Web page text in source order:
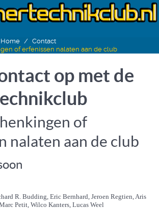
Home
Contact
of erfenissen nalaten aan de club
op met de
of
nalaten aan de club
R. Budding, Eric Bernhard, Jeroen Regtien, Aris
Petit, Wilco Kanters, Lucas Weel